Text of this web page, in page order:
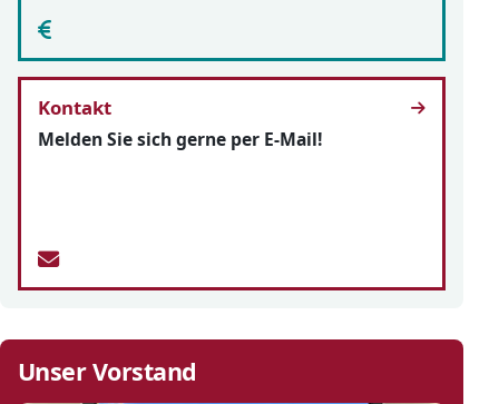
Kontakt
Melden Sie sich gerne per E-Mail!
Unser Vorstand